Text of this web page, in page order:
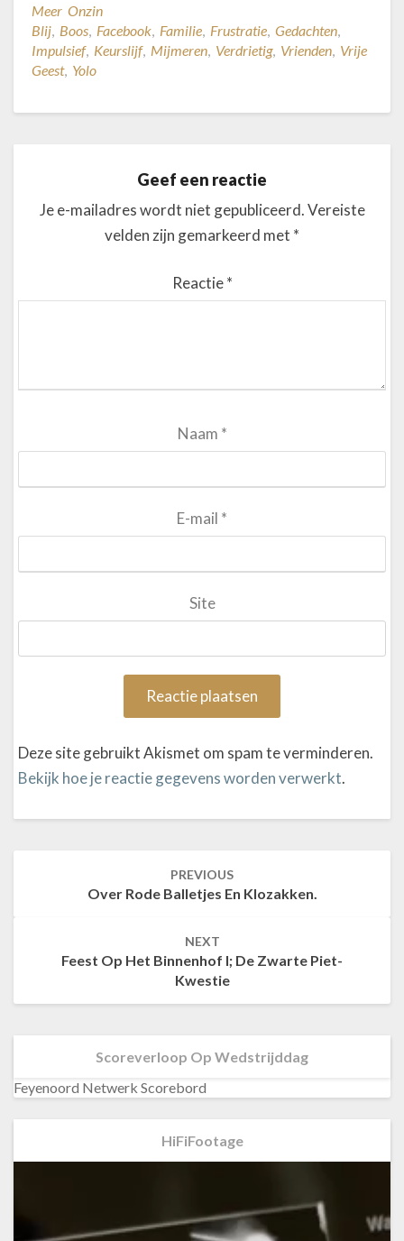
Meer Onzin
Blij Boos Facebook Familie Frustratie Gedachten
Impulsief, Keurslijf, Mijmeren Verdrietig, Vrienden Vrije
Geest, Yolo
Geef een reactie
Je e-mailadres wordt niet gepubliceerd.Vereiste
velden zijn gemarkeerd met *
Reactie*
Naam *
E-mail *
Site
Deze site gebruikt Akismet om spam te verminderen.
Bekijk hoe je reactie gegevens worden verwerkt.
navigation
PREVIOUS
Over Rode Balletjes En Klozakken.
NEXT
Feest Op Het Binnenhof I; De Zwarte Piet-
Kwestie
Scoreverloop Op Wedstrijddag
Feyenoord Netwerk Scorebord
HiFiFootage